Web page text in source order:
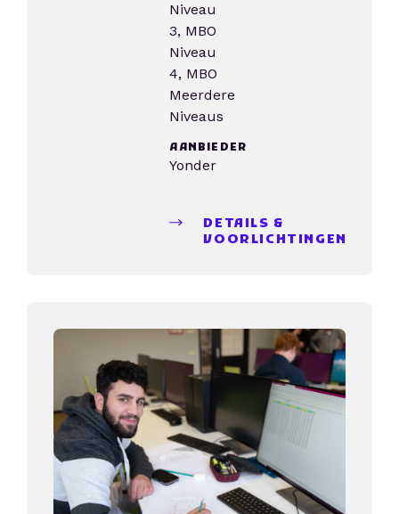
Niveau
3, MBO
Niveau
4, MBO
Meerdere
Niveaus
AANBIEDER
Yonder
DETAILS &
VOORLICHTINGEN